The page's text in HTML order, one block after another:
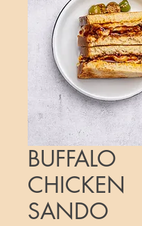
BUFFALO
CHICKEN
SANDO